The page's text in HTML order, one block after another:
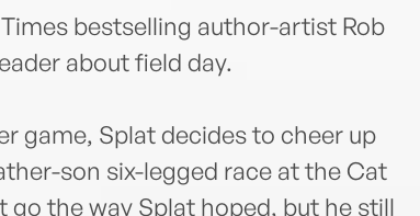
bestselling author-artist Rob
about field day.
game, Splat decides to cheer up
son six-legged race at the Cat
go the way Splat hoped, but he still